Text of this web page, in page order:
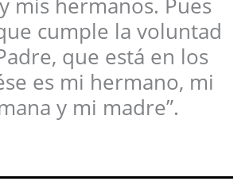
mis hermanos. Pues
cumple la voluntad
que está en los
es mi hermano, mi
y mi madre”.